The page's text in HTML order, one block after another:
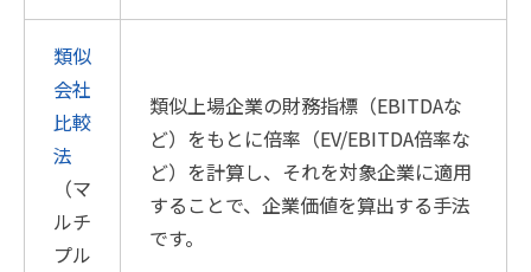
類似
会社
比較
法
（マ
ルチ
プル
類似上場企業の財務指標（EBITDAな
ど）をもとに倍率（EV/EBITDA倍率な
ど）を計算し、それを対象企業に適用
することで、企業価値を算出する手法
です。